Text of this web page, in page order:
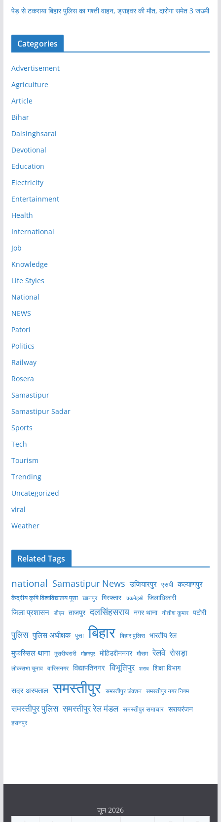
पेड़ से टकराया बिहार पुलिस का गश्ती वाहन, ड्राइवर की मौत, दारोगा समेत 3 जख्मी
Categories
Advertisement
Agriculture
Article
Bihar
Dalsinghsarai
Devotional
Education
Electricity
Entertainment
Health
International
Job
Knowledge
Life Styles
National
NEWS
Patori
Politics
Railway
Rosera
Samastipur
Samastipur Sadar
Sports
Tech
Tourism
Trending
Uncategorized
viral
Weather
Related Tags
national Samastipur News उजियारपुर एसपी कल्याणपुर
केंद्रीय कृषि विश्वविद्यालय पूसा खानपुर गिरफ्तार चकमेहसी जिलाधिकारी
जिला प्रशासन डीएम ताजपुर दलसिंहसराय नगर थाना नीतीश कुमार पटोरी
पुलिस पुलिस अधीक्षक पूसा बिहार बिहार पुलिस भारतीय रेल
मुफस्सिल थाना मुसरीघरारी मोहनपुर मोहिउद्दीननगर मौसम रेलवे रोसड़ा
लोकसभा चुनाव वारिसनगर विद्यापतिनगर विभूतिपुर शराब शिक्षा विभाग
सदर अस्पताल समस्तीपुर समस्तीपुर जंक्शन समस्तीपुर नगर निगम
समस्तीपुर पुलिस समस्तीपुर रेल मंडल समस्तीपुर समाचार सरायरंजन
हसनपुर
जून 2026